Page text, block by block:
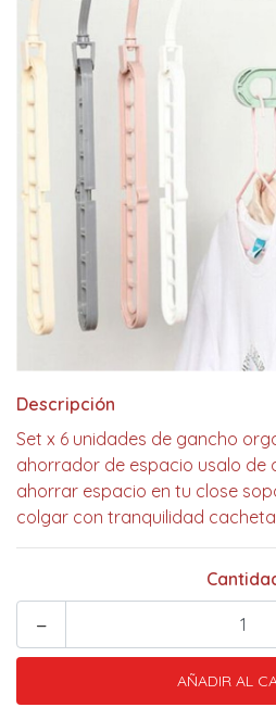
Descripción
Set x 6 unidades de gancho
ahorrador de espacio usalo de
ahorrar espacio en tu close
colgar con tranquilidad
-